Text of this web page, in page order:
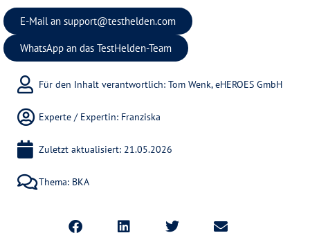
E-Mail an support@testhelden.com
WhatsApp an das TestHelden-Team
Für den Inhalt verantwortlich: Tom Wenk, eHEROES GmbH
Experte / Expertin: Franziska
Zuletzt aktualisiert: 21.05.2026
Thema: BKA